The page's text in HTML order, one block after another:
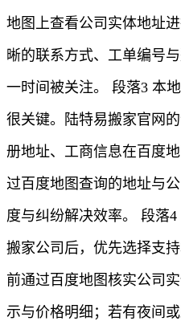
地图上查看公司实体地址
晰的联系方式、工单编号
一时间被关注。 段落3 本
很关键。陆特易搬家官网
册地址、工商信息在百度
过百度地图查询的地址与
度与纠纷解决效率。 段落
搬家公司后，优先选择支
前通过百度地图核实公司
示与价格明细；若有夜间